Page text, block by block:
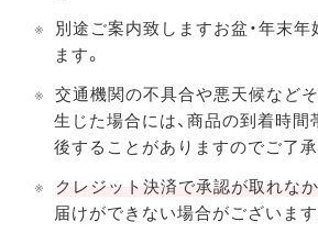
別途ご案内致しますお盆・年末
ます。
交通機関の不具合や悪天候など
生じた場合には、商品の到着時
後することがありますのでご了承
クレジット決済で承認が取れな
届けができない場合がございます